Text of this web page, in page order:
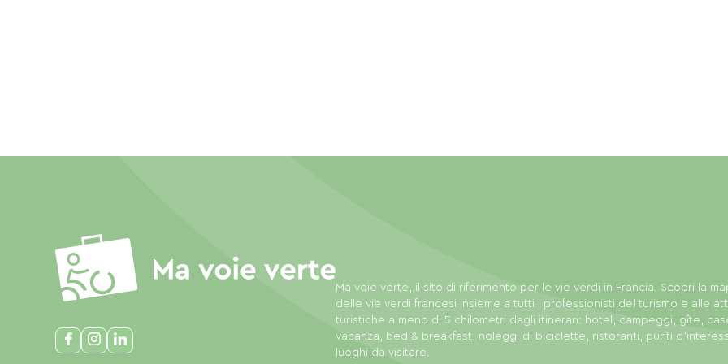
Ma voie verte, il sito di riferimento per le vie verdi in Francia. Scopri la
delle vie verdi francesi insieme a tutti i professionisti del turismo e alle
turistiche a meno di 5 chilometri dagli itinerari: hotel, campeggi, gîte,
vacanza, bed & breakfast, noleggi di biciclette, ristoranti, punti
luoghi da visitare.